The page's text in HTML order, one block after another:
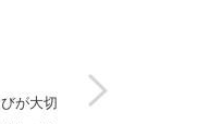
が大切